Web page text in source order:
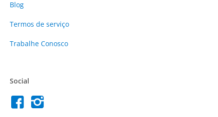
Blog
Termos de serviço
Trabalhe Conosco
Social